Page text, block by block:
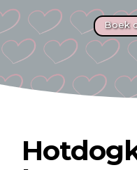
Boek